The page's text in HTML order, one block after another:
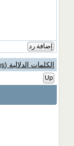
إضافة رد
الكلمات الدلالية (Tags)
Up